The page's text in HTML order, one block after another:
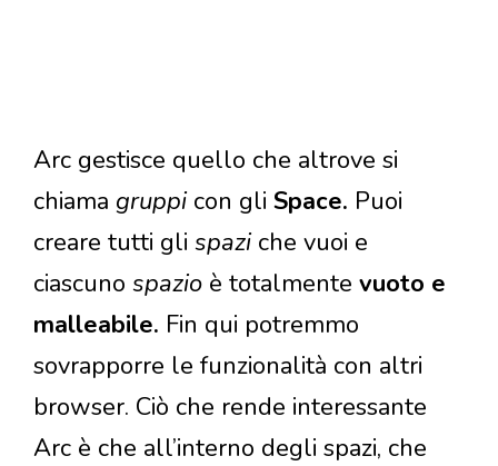
Arc gestisce quello che altrove si
chiama gruppicon gli Space. Puoi
creare tutti gli spaziche vuoi e
ciascuno spazio è totalmente vuoto e
malleabile. Fin qui potremmo
sovrapporre le funzionalità con altri
browser. Ciò che rende interessante
Arc è che all’interno degli spazi, che